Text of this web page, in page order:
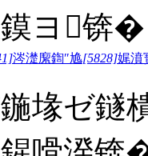
ヨ锛�
涔濋緳鍧″尯[5828]娓濆
堟ゼ鐩